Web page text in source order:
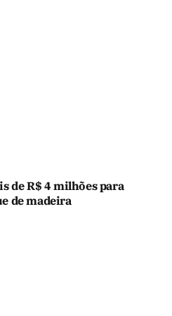
de R$ 4 milhões para
de madeira